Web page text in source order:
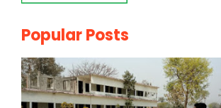
Popular Posts